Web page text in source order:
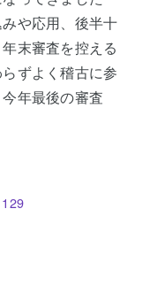
や応用、後半十
末審査を控える
ずよく稽古に参
年最後の審査